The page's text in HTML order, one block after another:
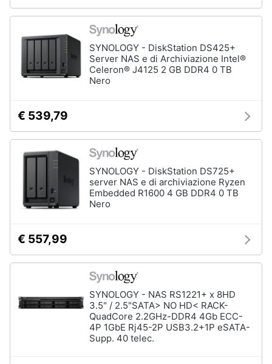
Arredo
Brico
Giardinaggio
e
igiene
Beauty
Giocattoli
infanzia
Casalinghi
Abbigliamento
SYNOLOGY - DiskStation DS425+
Server NAS e di Archiviazione Intel®
Celeron® J4125 2 GB DDR4 0 TB
Nero
€ 539,79
SYNOLOGY - DiskStation DS725+
server NAS e di archiviazione Ryzen
Embedded R1600 4 GB DDR4 0 TB
Nero
€ 557,99
SYNOLOGY - NAS RS1221+ x 8HD
3.5" / 2.5"SATA> NO HD< RACK-
QuadCore 2.2GHz-DDR4 4Gb ECC-
4P 1GbE Rj45-2P USB3.2+1P eSATA-
Supp. 40 telec.